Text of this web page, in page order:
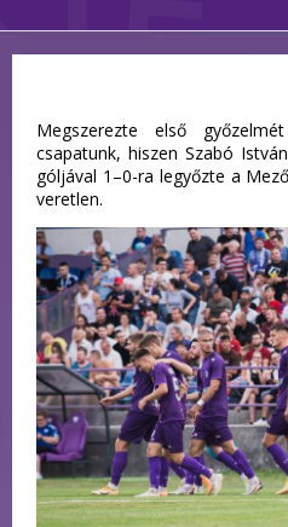
Megszerezte első
csapatunk, hiszen Szabó
góljával 1–0-ra legyőzte a
veretlen.